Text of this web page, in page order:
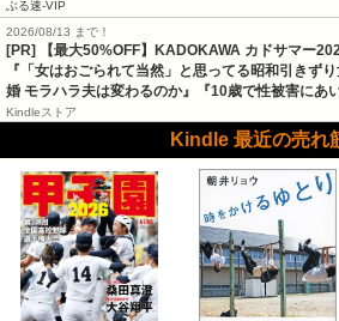
ぶる速-VIP
2026/08/13 まで！
[PR]
【最大50%OFF】KADOKAWA カドサマー
『「女はおごられて当然」と思ってる昭和引きず
婚 モラハラ夫は変わるのか』『10歳で性被害にあ
Kindleストア
Kindle 最近の売れ